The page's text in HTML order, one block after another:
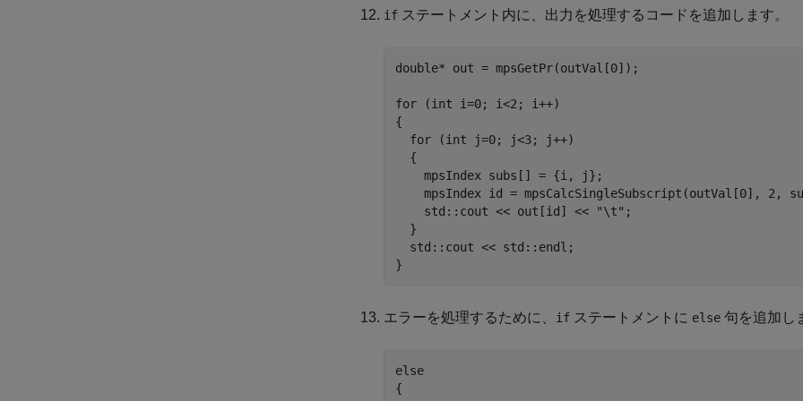
if ステートメント内に、出力を処理するコードを追加します。
double* out = mpsGetPr(outVal[0]);
for (int i=0; i<2; i++)
{
  for (int j=0; j<3; j++)
  {
    mpsIndex subs[] = {i, j};
mpsIndex id = mpsCalcSingleSubscript(outVal[0], 2,
    std::cout << out[id] << "\t";
  }
  std::cout << std::endl;
}
エラーを処理するために、 if ステートメントに else 句を追加し
else
{